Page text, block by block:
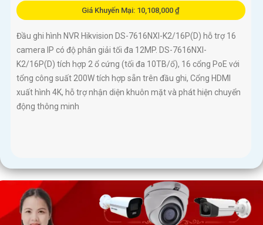
Giá Khuyến Mại: 10,108,000 ₫
Đầu ghi hình NVR Hikvision DS-7616NXI-K2/16P(D) hỗ trợ 16
camera IP có độ phân giải tối đa 12MP. DS-7616NXI-
K2/16P(D) tích hợp 2 ổ cứng (tối đa 10TB/ổ), 16 cổng PoE với
tổng công suất 200W tích hợp sẵn trên đầu ghi, Cổng HDMI
xuất hình 4K, hỗ trợ nhận diện khuôn mặt và phát hiện chuyển
động thông minh